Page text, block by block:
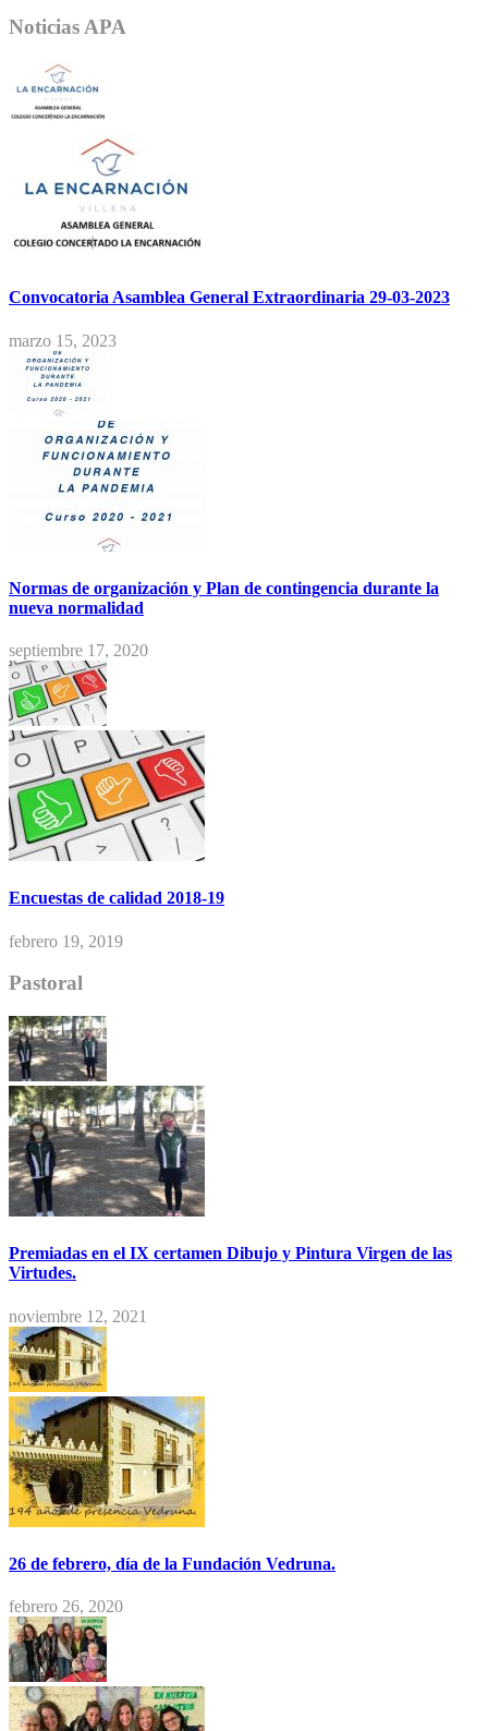
Noticias APA
Convocatoria Asamblea General Extraordinaria 29-03-2023
marzo 15, 2023
Normas de organización y Plan de contingencia durante la
nueva normalidad
septiembre 17, 2020
Encuestas de calidad 2018-19
febrero 19, 2019
Pastoral
Premiadas en el IX certamen Dibujo y Pintura Virgen de las
Virtudes.
noviembre 12, 2021
26 de febrero, día de la Fundación Vedruna.
febrero 26, 2020